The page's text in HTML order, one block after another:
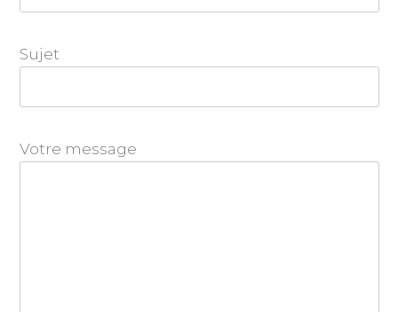
Sujet
Votre message